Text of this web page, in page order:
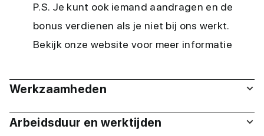
P.S. Je kunt ook iemand aandragen en de
bonus verdienen als je niet bij ons werkt.
Bekijk onze website voor meer informatie
Werkzaamheden
Arbeidsduur en werktijden